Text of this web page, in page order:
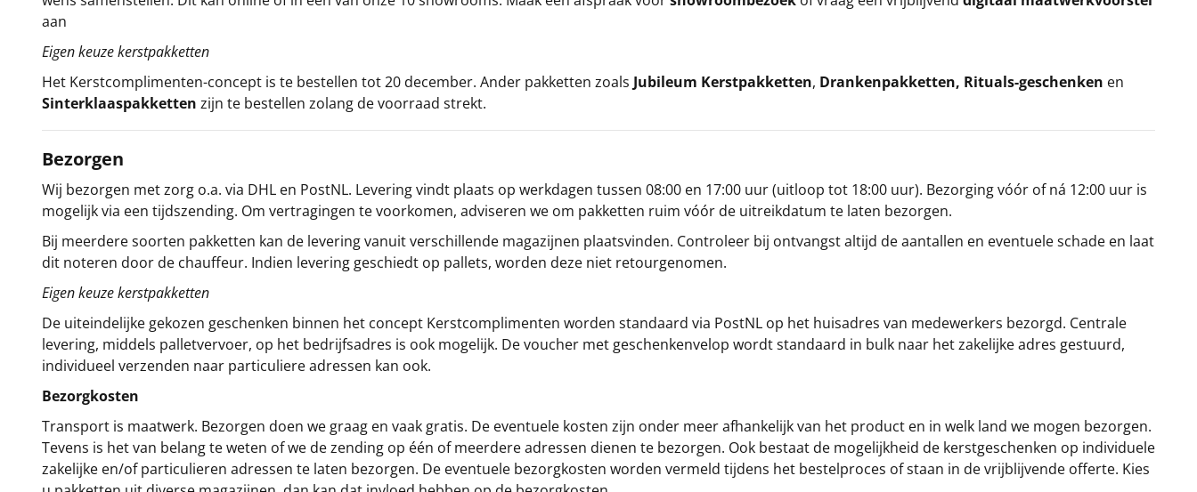
aan
Eigen keuze kerstpakketten
Het Kerstcomplimenten-concept is te bestellen tot 20 december. Ander pakketten zoals Jubileum Kerstpakketten, Drankenpakketten, Rituals-geschenken en
Sinterklaaspakketten zijn te bestellen zolang de voorraad strekt.
Bezorgen
Wij bezorgen met zorg o.a. via DHL en PostNL. Levering vindt plaats op werkdagen tussen 08:00 en 17:00 uur (uitloop tot 18:00 uur). Bezorging vóór of ná 12:00 uur is
mogelijk via een tijdszending. Om vertragingen te voorkomen, adviseren we om pakketten ruim vóór de uitreikdatum te laten bezorgen.
Bij meerdere soorten pakketten kan de levering vanuit verschillende magazijnen plaatsvinden. Controleer bij ontvangst altijd de aantallen en eventuele schade en laat
dit noteren door de chauffeur. Indien levering geschiedt op pallets, worden deze niet retourgenomen.
Eigen keuze kerstpakketten
De uiteindelijke gekozen geschenken binnen het concept Kerstcomplimenten worden standaard via PostNL op het huisadres van medewerkers bezorgd. Centrale
levering, middels palletvervoer, op het bedrijfsadres is ook mogelijk. De voucher met geschenkenvelop wordt standaard in bulk naar het zakelijke adres gestuurd,
individueel verzenden naar particuliere adressen kan ook.
Bezorgkosten
Transport is maatwerk. Bezorgen doen we graag en vaak gratis. De eventuele kosten zijn onder meer afhankelijk van het product en in welk land we mogen bezorgen.
Tevens is het van belang te weten of we de zending op één of meerdere adressen dienen te bezorgen. Ook bestaat de mogelijkheid de kerstgeschenken op individuele
zakelijke en/of particulieren adressen te laten bezorgen. De eventuele bezorgkosten worden vermeld tijdens het bestelproces of staan in de vrijblijvende offerte. Kies